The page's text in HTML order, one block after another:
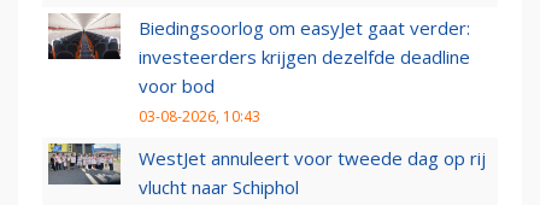
Biedingsoorlog om easyJet gaat verder:
investeerders krijgen dezelfde deadline
voor bod
03-08-2026, 10:43
WestJet annuleert voor tweede dag op rij
vlucht naar Schiphol